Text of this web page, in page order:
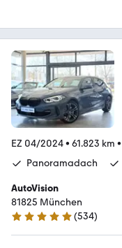
EZ 04/2024• 61.823 km •
Panoramadach
AutoVision
81825 München
4.9 Sterne
(534)